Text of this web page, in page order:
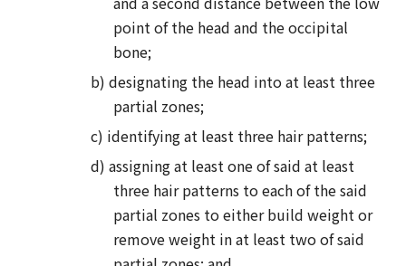
point of the head and the occipital
bone;
b) designating the head into at least three
partial zones;
c) identifying at least three hair patterns;
d) assigning at least one of said at least
three hair patterns to each of the said
partial zones to either build weight or
remove weight in at least two of said